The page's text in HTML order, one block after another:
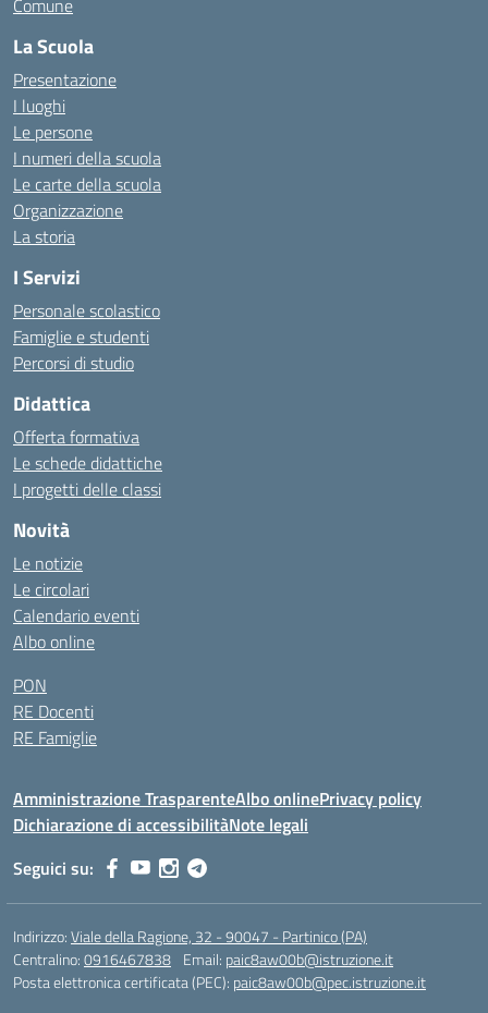
Comune
La Scuola
Presentazione
I luoghi
Le persone
I numeri della scuola
Le carte della scuola
Organizzazione
La storia
I Servizi
Personale scolastico
Famiglie e studenti
Percorsi di studio
Didattica
Offerta formativa
Le schede didattiche
I progetti delle classi
Novità
Le notizie
Le circolari
Calendario eventi
Albo online
PON
RE Docenti
RE Famiglie
Amministrazione TrasparenteAlbo onlinePrivacy policy
Dichiarazione di accessibilitàNote legali
Seguici su:
Indirizzo:Viale della Ragione, 32 - 90047 - Partinico (PA)
Centralino:0916467838 Email: paic8aw00b@istruzione.it
Posta elettronica certificata (PEC): paic8aw00b@pec.istruzione.it